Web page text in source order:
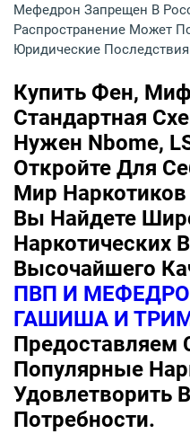
Мефедрон Запрещен В
Распространение Может
Юридические
Купить Фен,
Стандартная
Нужен Nbome,
Откройте Для
Мир Наркотиков
Вы Найдете
Наркотических
Высочайшего
ПВП И
ГАШИША И
Предоставляем
Популярные
Удовлетворить
Потребности.